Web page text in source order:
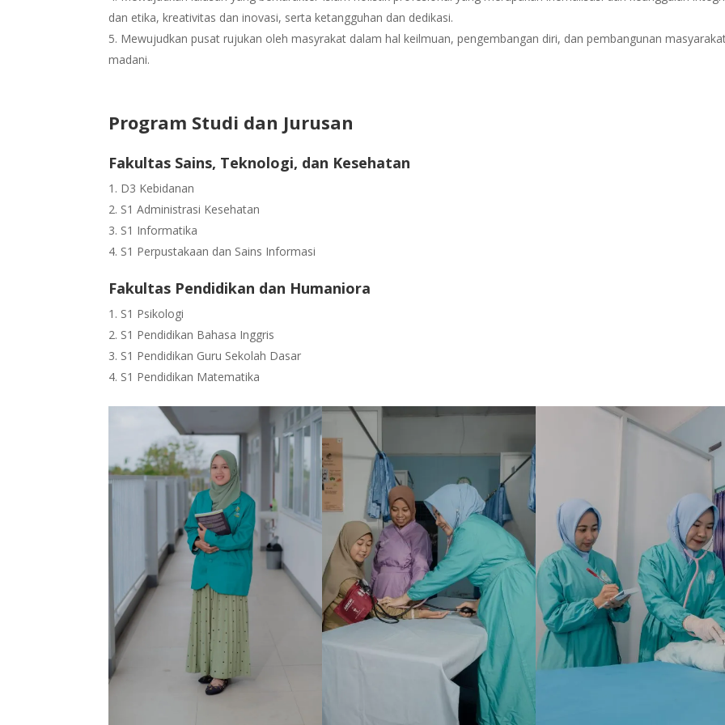
dan etika, kreativitas dan inovasi, serta ketangguhan dan dedikasi.
Mewujudkan pusat rujukan oleh masyrakat dalam hal keilmuan, pengembangan diri, dan pembangunan
madani.
Program Studi dan Jurusan
Fakultas Sains, Teknologi, dan Kesehatan
D3 Kebidanan
S1 Administrasi Kesehatan
S1 Informatika
S1 Perpustakaan dan Sains Informasi
Fakultas Pendidikan dan Humaniora
S1 Psikologi
S1 Pendidikan Bahasa Inggris
S1 Pendidikan Guru Sekolah Dasar
S1 Pendidikan Matematika